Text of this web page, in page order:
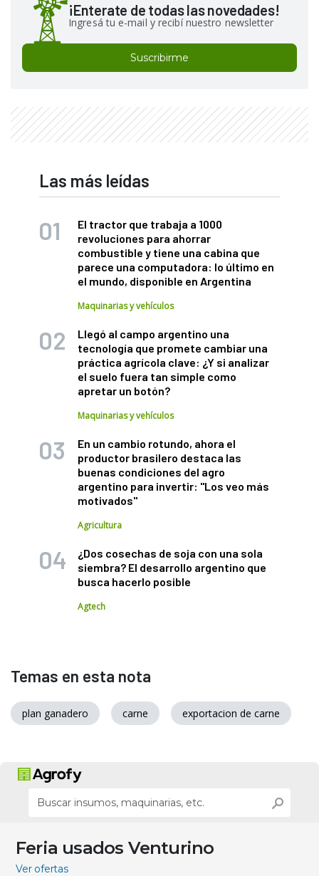
¡Enterate de todas las novedades!
Ingresá tu e-mail y recibí nuestro newsletter
Suscribirme
Las más leídas
El tractor que trabaja a 1000
revoluciones para ahorrar
combustible y tiene una cabina que
parece una computadora: lo último en
el mundo, disponible en Argentina
Maquinarias y vehículos
Llegó al campo argentino una
tecnología que promete cambiar una
práctica agrícola clave: ¿Y si analizar
el suelo fuera tan simple como
apretar un botón?
Maquinarias y vehículos
En un cambio rotundo, ahora el
productor brasilero destaca las
buenas condiciones del agro
argentino para invertir: "Los veo más
motivados"
Agricultura
¿Dos cosechas de soja con una sola
siembra? El desarrollo argentino que
busca hacerlo posible
Agtech
Temas en esta nota
plan ganadero carne exportacion de carne
Feria usados Venturino
Ver ofertas